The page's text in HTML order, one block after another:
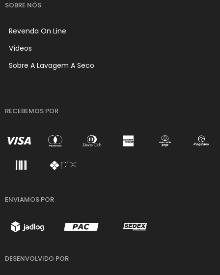
SOBRE NÓS
Revenda On Line
Vídeos
Sobre A Lavagem A Seco
RECEBEMOS POR
ENVIAMOS POR
DESENVOLVIDO POR